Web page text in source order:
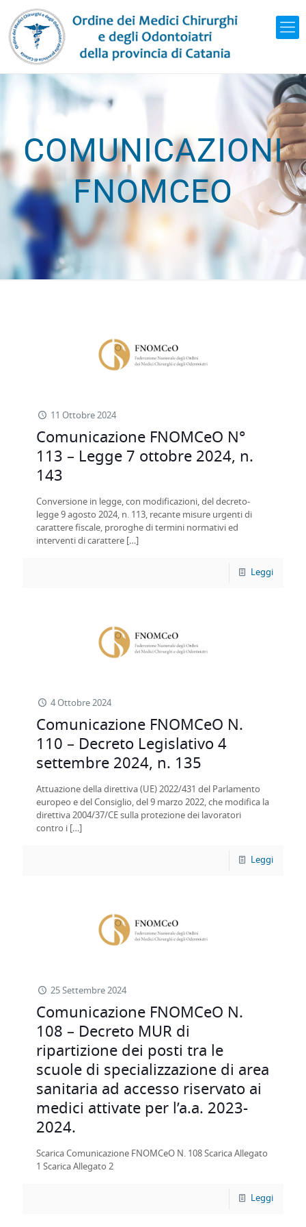
COMUNICAZIONI
FNOMCEO
11 Ottobre 2024
Comunicazione FNOMCeO N°
113 – Legge 7 ottobre 2024, n.
143
Conversione in legge, con modificazioni, del decreto-
legge 9 agosto 2024, n. 113, recante misure urgenti di
carattere fiscale, proroghe di termini normativi ed
interventi di carattere […]
Leggi
4 Ottobre 2024
Comunicazione FNOMCeO N.
110 – Decreto Legislativo 4
settembre 2024, n. 135
Attuazione della direttiva (UE) 2022/431 del Parlamento
europeo e del Consiglio, del 9 marzo 2022, che modifica la
direttiva 2004/37/CE sulla protezione dei lavoratori
contro i […]
Leggi
25 Settembre 2024
Comunicazione FNOMCeO N.
108 – Decreto MUR di
ripartizione dei posti tra le
scuole di specializzazione di area
sanitaria ad accesso riservato ai
medici attivate per l’a.a. 2023-
2024.
Scarica Comunicazione FNOMCeO N. 108 Scarica Allegato
1 Scarica Allegato 2
Leggi